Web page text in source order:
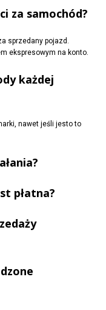
za samochód?
sprzedany pojazd.
ekspresowym na konto.
każdej
nawet jeśli jesto to
płatna?